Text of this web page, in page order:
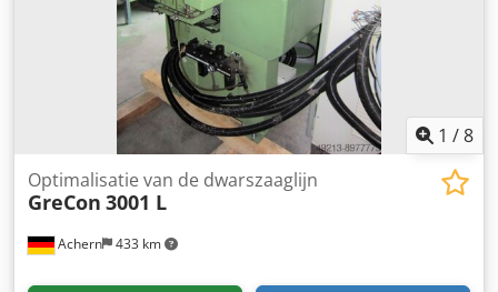
1 /8
Achern 433 km
Optimalisatie van de dwarszaaglijn
GreCon 3001 L